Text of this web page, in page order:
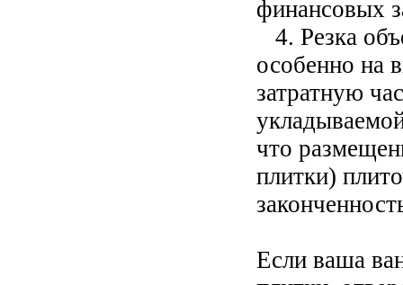
финансовых
4. Резка
особенно на
затратную
что
плитки)
Если ваша